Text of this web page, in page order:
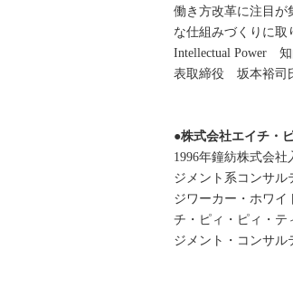
働き方改革に注目が
な仕組みづくりに取
Intellectual Power
表取締役 坂本裕司
●株式会社エイチ
1996年鐘紡株式会
ジメント系コンサル
ジワーカー・ホワイ
チ・ピィ・ピィ・テ
ジメント・コンサル